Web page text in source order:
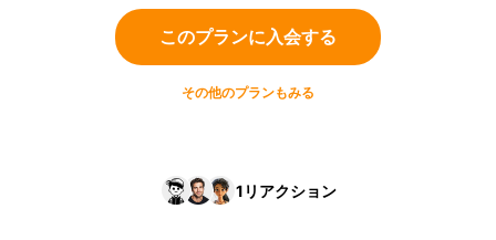
このプランに入会する
その他のプランもみる
1 リアクション